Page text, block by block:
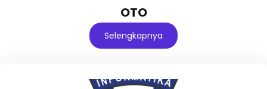
OTO
Selengkapnya